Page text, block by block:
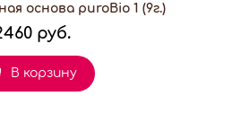
основа puroBio 1 (9г.)
руб.
В корзину